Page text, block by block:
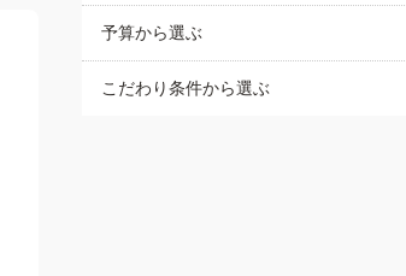
予算から選ぶ
こだわり条件から選ぶ